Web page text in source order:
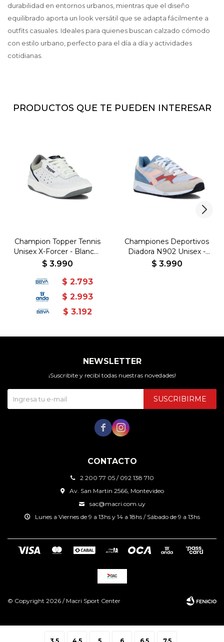
durabilidad en entornos urbanos, mientras que el diseño
equilibrado aporta un look versátil que se adapta fácilmente a
outfits casuales. Ideales para quienes buscan calzado cómodo
con estilo urbano, perfecto para el día a día y actividades
cotidianas.
PRODUCTOS QUE TE PUEDEN INTERESAR
Champion Topper Tennis
Unisex X-Forcer - Blanco-
Gris
$ 3.990
$ 2.793
$ 2.993
$ 3.192
Championes Deportivos
Diadora N902 Unisex -
Azul-Blanco
$ 3.990
CONTACTO
2 200 77 05 / 092 138 710
Av. San Martin 2566, Montevideo
sac@macri.com.uy
Lunes a Viernes de 9 a 13hs y 14 a 18hs / Sábado de 9 a 13hs
NEWSLETTER
¡Suscribite y recibí todas nuestras novedades!
SUSCRIBIRME
 
© Copyright 2026 / Macri Sport Center